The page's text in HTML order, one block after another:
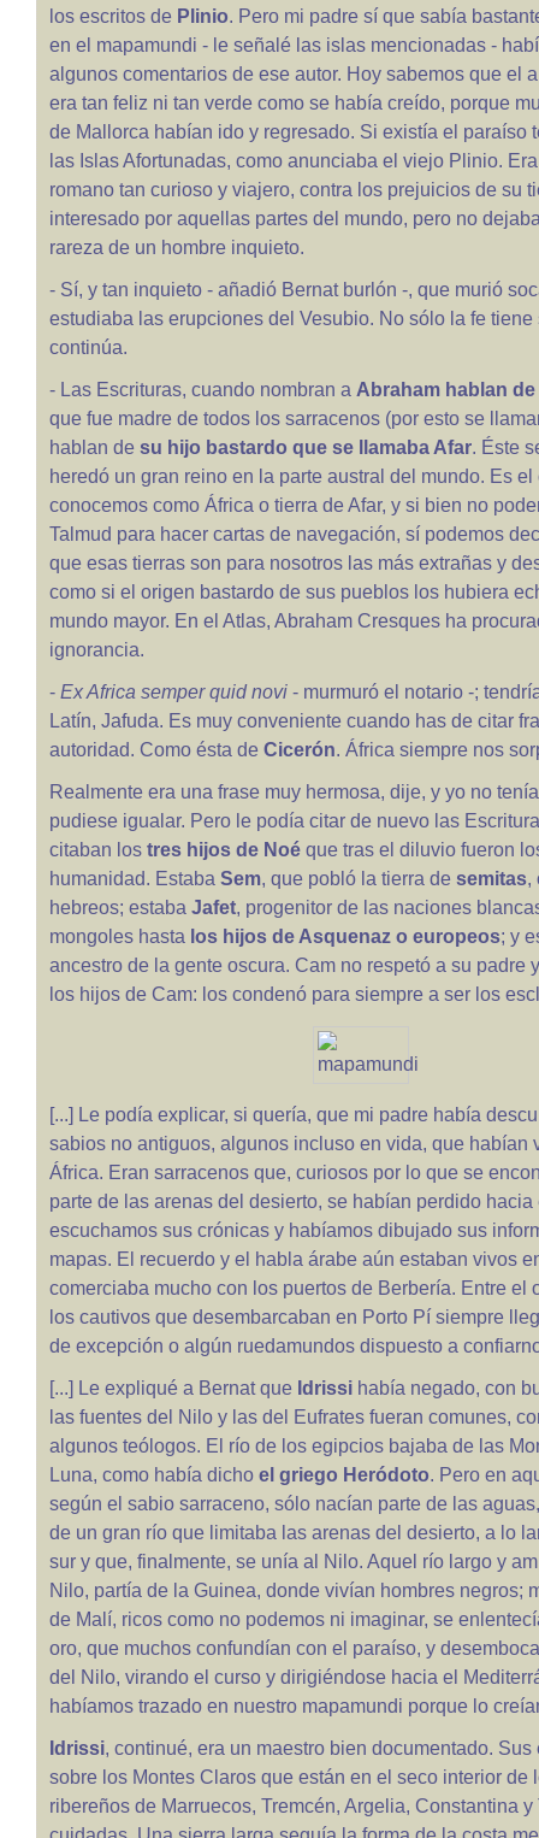
los escritos de Plinio. Pero mi padre sí que sabía
en el mapamundi - le señalé las islas mencionadas -
algunos comentarios de ese autor. Hoy sabemos que el
era tan feliz ni tan verde como se había creído, porque
de Mallorca habían ido y regresado. Si existía el paraíso
las Islas Afortunadas, como anunciaba el viejo Plinio.
romano tan curioso y viajero, contra los prejuicios de su
interesado por aquellas partes del mundo, pero no
rareza de un hombre inquieto.
- Sí, y tan inquieto - añadió Bernat burlón -, que murió
estudiaba las erupciones del Vesubio. No sólo la fe tiene
continúa.
- Las Escrituras, cuando nombran a Abraham hablan
que fue madre de todos los sarracenos (por esto se
hablan de su hijo bastardo que se llamaba Afar. Éste
heredó un gran reino en la parte austral del mundo. Es el
conocemos como África o tierra de Afar, y si bien no
Talmud para hacer cartas de navegación, sí podemos
que esas tierras son para nosotros las más extrañas y
como si el origen bastardo de sus pueblos los hubiera
mundo mayor. En el Atlas, Abraham Cresques ha
ignorancia.
- Ex Africa semper quid novi- murmuró el notario -;
Latín, Jafuda. Es muy conveniente cuando has de citar
autoridad. Como ésta de Cicerón. África siempre nos
Realmente era una frase muy hermosa, dije, y yo no
pudiese igualar. Pero le podía citar de nuevo las
citaban los tres hijos de Noéque tras el diluvio fueron
humanidad. Estaba Sem, que pobló la tierra de semitas,
hebreos; estaba Jafet, progenitor de las naciones
mongoles hasta los hijos de Asquenaz o europeos; y
ancestro de la gente oscura. Cam no respetó a su padre
los hijos de Cam: los condenó para siempre a ser los
[...] Le podía explicar, si quería, que mi padre había
sabios no antiguos, algunos incluso en vida, que habían
África. Eran sarracenos que, curiosos por lo que se
parte de las arenas del desierto, se habían perdido hacia
escuchamos sus crónicas y habíamos dibujado sus
mapas. El recuerdo y el habla árabe aún estaban vivos
comerciaba mucho con los puertos de Berbería. Entre el
los cautivos que desembarcaban en Porto Pí siempre
de excepción o algún ruedamundos dispuesto a
[...] Le expliqué a Bernat que Idrissihabía negado, con
las fuentes del Nilo y las del Eufrates fueran comunes,
algunos teólogos. El río de los egipcios bajaba de las
Luna, como había dicho el griego Heródoto. Pero en
según el sabio sarraceno, sólo nacían parte de las
de un gran río que limitaba las arenas del desierto, a lo
sur y que, finalmente, se unía al Nilo. Aquel río largo y
Nilo, partía de la Guinea, donde vivían hombres negros;
de Malí, ricos como no podemos ni imaginar, se
oro, que muchos confundían con el paraíso, y
del Nilo, virando el curso y dirigiéndose hacia el
habíamos trazado en nuestro mapamundi porque lo
Idrissi, continué, era un maestro bien documentado.
sobre los Montes Claros que están en el seco interior de
ribereños de Marruecos, Tremcén, Argelia, Constantina